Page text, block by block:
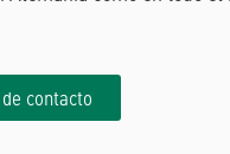
contacto